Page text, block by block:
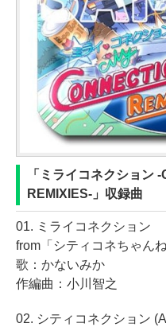
「ミライコネクション
REMIXIES-」収録曲
01. ミライコネクション
from「シティコネちゃんね
歌：かないみか
作編曲：小川智之
02. シティコネクション